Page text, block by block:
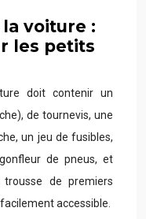
voiture :
les petits
doit contenir un
de tournevis, une
un jeu de fusibles,
de pneus, et
de premiers
accessible.